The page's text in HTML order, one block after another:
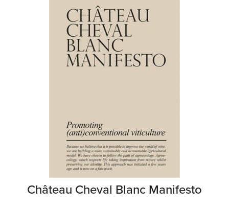
Château Cheval Blanc Manifesto